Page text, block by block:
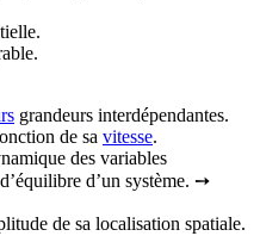
grandeurs interdépendantes.
de sa vitesse.
des variables
d’un système. ➙
de sa localisation spatiale.